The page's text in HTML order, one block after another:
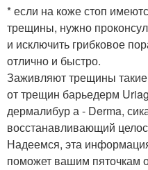
* если на коже стоп
трещины, нужно
и исключить грибковое
отлично и быстро.
Заживляют трещины такие
от трещин барьедерм
дермалибур а - Derma,
восстанавливающий
Надеемся, эта
поможет вашим пяточкам